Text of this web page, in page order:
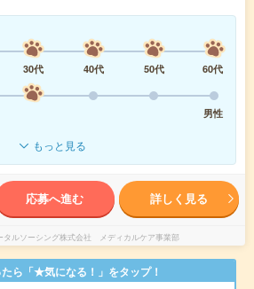
30代 40代 50代
60代
男性
もっと見る
応募へ進む 詳しく見る
タルソーシング株式会社 メディカルケア事業部
ら「★気になる！」をタップ！